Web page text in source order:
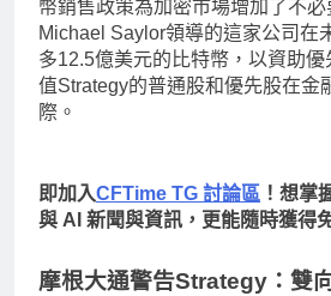
幣銷售政策為加密市場增加了不
Michael Saylor領導的這家公司在
多12.5億美元的比特幣，以資助
值Strategy的普通股和優先股在金
際。
即加入CFTime TG 討論區 ！想掌
與 AI 新聞與資訊，更能隨時獲得
摩根大通警告Strategy：雙